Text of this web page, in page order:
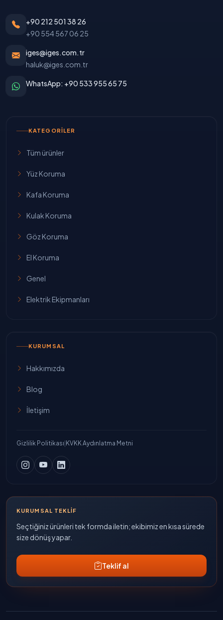
+90 212 501 38 26
+90 554 567 06 25
iges@iges.com.tr
haluk@iges.com.tr
WhatsApp: +90 533 955 65 75
KATEGORILER
Tüm ürünler
Yüz Koruma
Kafa Koruma
Kulak Koruma
Göz Koruma
El Koruma
Genel
Elektrik Ekipmanları
KURUMSAL
Hakkımızda
Blog
İletişim
Gizlilik Politikası KVKK Aydınlatma Metni
KURUMSAL TEKLIF
Seçtiğiniz ürünleri tek formda iletin; ekibimiz en kısa sürede
size dönüş yapar.
Teklif al